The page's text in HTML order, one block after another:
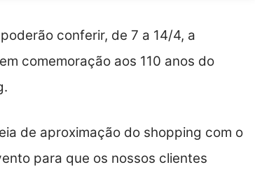
conferir, de 7 a 14/4, a
comemoração aos 110 anos do
de aproximação do shopping com o
para que os nossos clientes